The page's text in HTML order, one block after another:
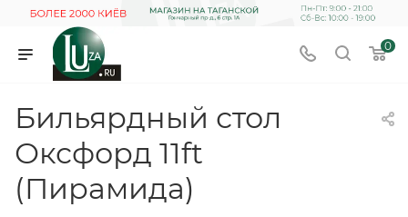
0
Бильярдный стол
Оксфорд 11ft
(Пирамида)